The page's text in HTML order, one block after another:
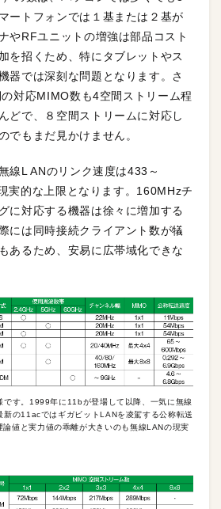
ートフォンでは１基または２基が
やRFユニットの増強は部品コスト
を招くため、特にタブレットやス
器では深刻な問題となります。さ
対応MIMO数も4空間ストリーム程
どで、８空間ストリームに対応し
でもまだ見かけません。
線L ANのリンク速度は433～
実的な上限となります。160MHzチ
に対応する機器は徐々に増加する
には同時接続クライアント数が犠
あるため、安易に広帯域化できな
です。1999年に11bが登場して以降、一気に無線
新の11acではギガビットLANを凌駕する公称転送
値と実力値の乖離が大きいのも無線LANの現実